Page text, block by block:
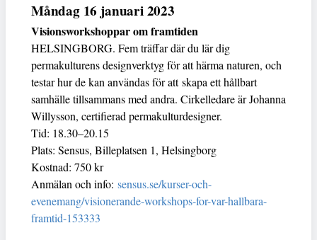
Måndag 16 januari 2023
Visionsworkshoppar om framtiden
HELSINGBORG. Fem träffar där du lär dig
permakulturens designverktyg för att härma naturen, och
testar hur de kan användas för att skapa ett hållbart
samhälle tillsammans med andra. Cirkelledare är Johanna
Willysson, certifierad permakulturdesigner.
Tid: 18.30–20.15
Plats: Sensus, Billeplatsen 1, Helsingborg
Kostnad: 750 kr
Anmälan och info: sensus.se/kurser-och-
evenemang/visionerande-workshops-for-var-hallbara-
framtid-153333